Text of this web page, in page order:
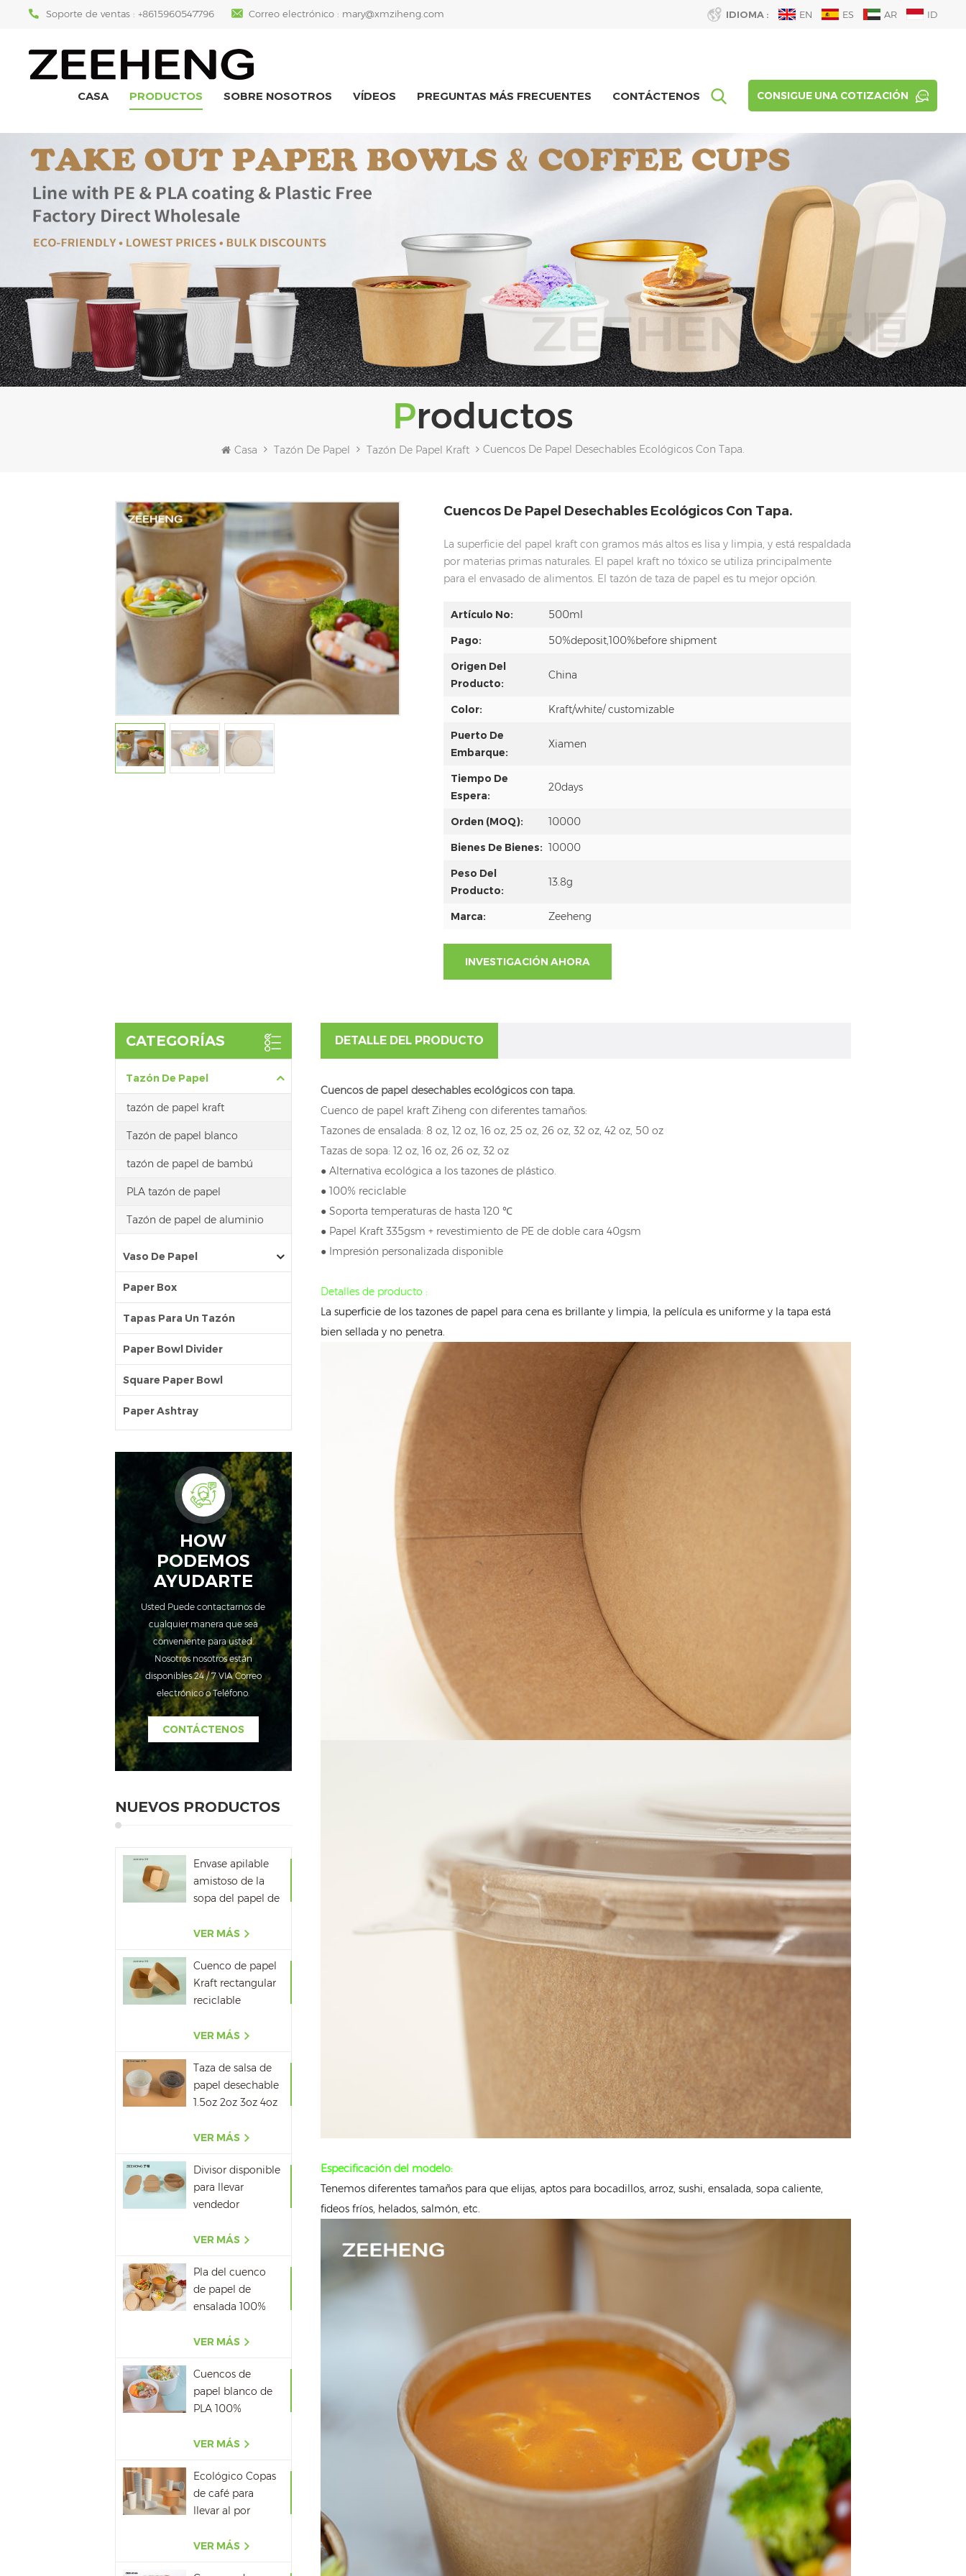
IDIOMA : EN ES AR ID
Soporte de ventas : +8615960547796 Correo electrónico : mary@xmziheng.com
CONSIGUE UNA COTIZACIÓN
CASA PRODUCTOS SOBRE NOSOTROS VÍDEOS PREGUNTAS MÁS FRECUENTES CONTÁCTENOS
Productos
Casa Tazón De Papel Tazón De Papel Kraft Cuencos De Papel Desechables Ecológicos Con Tapa.
Cuencos De Papel Desechables Ecológicos Con Tapa.
La superficie del papel kraft con gramos más altos es lisa y limpia, y está respaldada
por materias primas naturales. El papel kraft no tóxico se utiliza principalmente
para el envasado de alimentos. El tazón de taza de papel es tu mejor opción.
Artículo No:
500ml
Pago:
50%deposit,100%before shipment
Origen Del
Producto:
China
Color:
Kraft/white/ customizable
Puerto De
Embarque:
Xiamen
Tiempo De
Espera:
20days
Orden (MOQ):
10000
Bienes De Bienes: 10000
Peso Del
Producto:
13.8g
Marca: Zeeheng
INVESTIGACIÓN AHORA
CATEGORÍAS
Tazón De Papel
tazón de papel kraft
Tazón de papel blanco
tazón de papel de bambú
PLA tazón de papel
Tazón de papel de aluminio
Vaso De Papel
Paper Box
Tapas Para Un Tazón
Paper Bowl Divider
Square Paper Bowl
Paper Ashtray
HOW
PODEMOS
AYUDARTE
Usted Puede contactarnos de
cualquier manera que sea
conveniente para usted.
Nosotros nosotros están
disponibles 24 / 7 VIA Correo
electrónico o Teléfono.
CONTÁCTENOS
NUEVOS PRODUCTOS
Envase apilable
amistoso de la
sopa del papel de
papel de Kraft de
VER MÁS
Cuenco de papel
Kraft rectangular
reciclable
VER MÁS
Taza de salsa de
papel desechable
1.5oz 2oz 3oz 4oz
VER MÁS
Divisor disponible
para llevar
vendedor
del cuenco de
VER MÁS
Pla del cuenco
de papel de
ensalada 100%
por mayor
VER MÁS
Cuencos de
papel blanco de
PLA 100%
con tapa
VER MÁS
Ecológico Copas
de café para
llevar al por
VER MÁS
DETALLE DEL PRODUCTO
Cuencos de papel desechables ecológicos con tapa.
Cuenco de papel kraft Ziheng con diferentes tamaños:
Tazones de ensalada: 8 oz, 12 oz, 16 oz, 25 oz, 26 oz, 32 oz, 42 oz, 50 oz
Tazas de sopa: 12 oz, 16 oz, 26 oz, 32 oz
●Alternativa ecológica a los tazones de plástico.
●100% reciclable
● Soporta temperaturas de hasta 120 ℃
●Papel Kraft 335gsm + revestimiento de PE de doble cara 40gsm
●Impresión personalizada disponible
Detalles de producto :
La superficie de los tazones de papel para cena es brillante y limpia, la película es uniforme y la tapa está
bien sellada y no penetra.
Especificación del modelo:
Tenemos diferentes tamaños para que elijas, aptos para bocadillos, arroz, sushi, ensalada, sopa caliente,
fideos fríos, helados, salmón, etc.